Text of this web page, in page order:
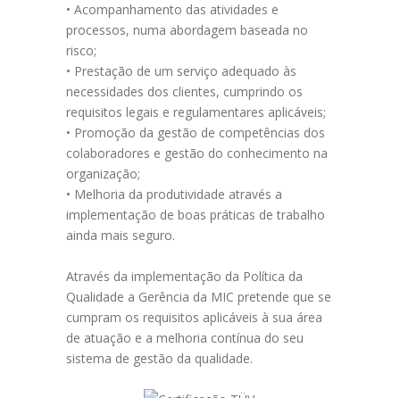
• Acompanhamento das atividades e
processos, numa abordagem baseada no
risco;
• Prestação de um serviço adequado às
necessidades dos clientes, cumprindo os
requisitos legais e regulamentares aplicáveis;
• Promoção da gestão de competências dos
colaboradores e gestão do conhecimento na
organização;
• Melhoria da produtividade através a
implementação de boas práticas de trabalho
ainda mais seguro.
Através da implementação da Política da
Qualidade a Gerência da MIC pretende que se
cumpram os requisitos aplicáveis à sua área
de atuação e a melhoria contínua do seu
sistema de gestão da qualidade.